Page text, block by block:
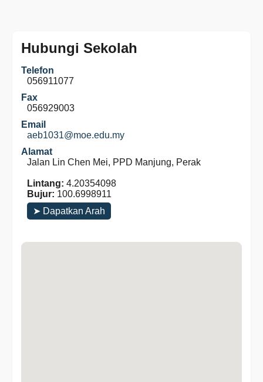
Hubungi Sekolah
Telefon
056911077
Fax
056929003
Email
aeb1031@moe.edu.my
Alamat
Jalan Lin Chen Mei, PPD Manjung, Perak
Lintang: 4.20354098
Bujur: 100.6998911
➤ Dapatkan Arah